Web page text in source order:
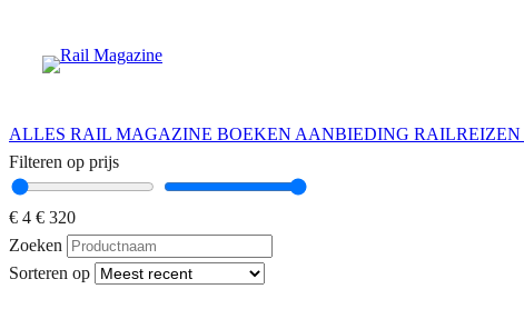
ALLES RAIL MAGAZINE BOEKEN AANBIEDING RAILREIZEN
Filteren op prijs
€ 4 € 320
Zoeken
Sorteren op